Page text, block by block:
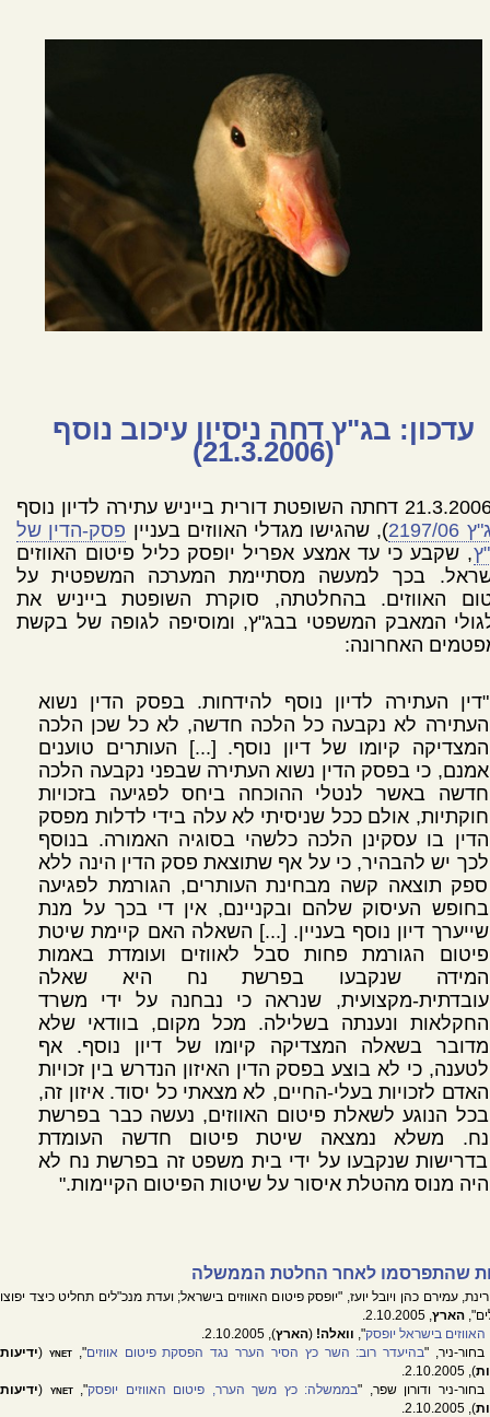
עדכון: בג"ץ דחה ניסיון עיכוב נוסף
(21.3.2006)
ב-21.3.2006 דחתה השופטת דורית בייניש עתירה לדיון נוסף
06
), שהגישו מגדלי האווזים בעניין פסק-הדין של
, שקבע כי עד אמצע אפריל יופסק כליל פיטום האווזים
בכך למעשה מסתיימת המערכה המשפטית על
האווזים. בהחלטתה, סוקרת השופטת בייניש את
המאבק המשפטי בבג"ץ, ומוסיפה לגופה של בקשת
האחרונה:
"דין העתירה לדיון נוסף להידחות. בפסק הדין נשוא
העתירה לא נקבעה כל הלכה חדשה, לא כל שכן הלכה
המצדיקה קיומו של דיון נוסף. [...] העותרים טוענים
אמנם, כי בפסק הדין נשוא העתירה שבפני נקבעה הלכה
חדשה באשר לנטלי ההוכחה ביחס לפגיעה בזכויות
חוקתיות, אולם ככל שניסיתי לא עלה בידי לדלות מפסק
הדין בו עסקינן הלכה כלשהי בסוגיה האמורה. בנוסף
לכך יש להבהיר, כי על אף שתוצאת פסק הדין הינה ללא
ספק תוצאה קשה מבחינת העותרים, הגורמת לפגיעה
בחופש העיסוק שלהם ובקניינם, אין די בכך על מנת
שייערך דיון נוסף בעניין. [...] השאלה האם קיימת שיטת
פיטום הגורמת פחות סבל לאווזים ועומדת באמות
המידה שנקבעו בפרשת נח היא שאלה
עובדתית-מקצועית, שנראה כי נבחנה על ידי משרד
החקלאות ונענתה בשלילה. מכל מקום, בוודאי שלא
מדובר בשאלה המצדיקה קיומו של דיון נוסף. אף
לטענה, כי לא בוצע בפסק הדין האיזון הנדרש בין זכויות
האדם לזכויות בעלי-החיים, לא מצאתי כל יסוד. איזון זה,
בכל הנוגע לשאלת פיטום האווזים, נעשה כבר בפרשת
נח. משלא נמצאה שיטת פיטום חדשה העומדת
בדרישות שנקבעו על ידי בית משפט זה בפרשת נח לא
היה מנוס מהטלת איסור על שיטות הפיטום הקיימות."
שהתפרסמו לאחר החלטת הממשלה
עמירם כהן ויובל יועז, "יופסק פיטום האווזים בישראל; ועדת מנכ"לים תחליט כיצד יפוצו
הארץ
האווזים בישראל יופסק", וואלה! (הארץ), 2.10.2005.
ניר, "בהיעדר רוב: השר כץ הסיר הערר נגד הפסקת פיטום אווזים",
ynet
(ידיעות
), 2.10.2005.
ניר ודורון שפר, "בממשלה: כץ משך הערר, פיטום האווזים יופסק",
ynet
(ידיעות
), 2.10.2005.